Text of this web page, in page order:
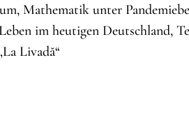
Mathematik unter
im heutigen Deutschland,
Livadă“